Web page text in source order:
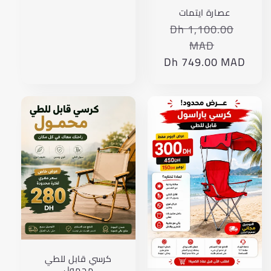
عصارة ايتمات
Translation
ar.products.product.price.regular_price
Dh 1,100.00
MAD
Translation
Dh 749.00 MAD
كرسي قابل للطي